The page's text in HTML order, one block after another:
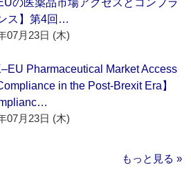
の医薬品市場アクセスとコンプラ
ス】第4回…
07月23日 (木)
Pharmaceutical Market Access
in the Post-Brexit Era】
07月23日 (木)
もっと見る »